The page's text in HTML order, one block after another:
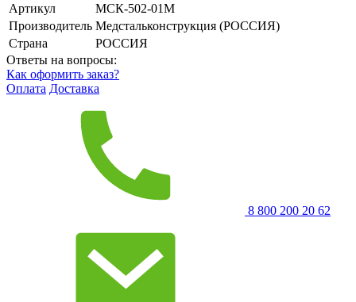
Артикул
МСК-502-01М
Производитель Медстальконструкция (РОССИЯ)
Страна
РОССИЯ
Ответы на вопросы:
Как оформить заказ?
Оплата Доставка
8 800 200 20 62